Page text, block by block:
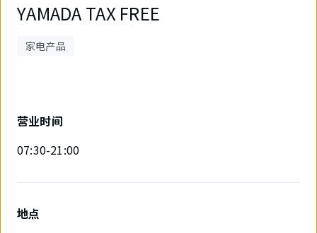
YAMADA TAX FREE
家电产品
营业时间
07:30-21:00
地点